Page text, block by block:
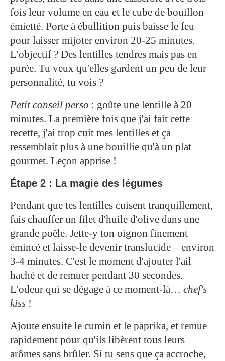
fois leur volume en eau et le cube de bouillon
émietté. Porte à ébullition puis baisse le feu
pour laisser mijoter environ 20-25 minutes.
L'objectif ? Des lentilles tendres mais pas en
purée. Tu veux qu'elles gardent un peu de leur
personnalité, tu vois ?
Petit conseil perso : goûte une lentille à 20
minutes. La première fois que j'ai fait cette
recette, j'ai trop cuit mes lentilles et ça
ressemblait plus à une bouillie qu'à un plat
gourmet. Leçon apprise !
Étape 2 : La magie des légumes
Pendant que tes lentilles cuisent tranquillement,
fais chauffer un filet d'huile d'olive dans une
grande poêle. Jette-y ton oignon finement
émincé et laisse-le devenir translucide – environ
3-4 minutes. C'est le moment d'ajouter l'ail
haché et de remuer pendant 30 secondes.
L'odeur qui se dégage à ce moment-là… chef's
kiss !
Ajoute ensuite le cumin et le paprika, et remue
rapidement pour qu'ils libèrent tous leurs
arômes sans brûler. Si tu sens que ça accroche,